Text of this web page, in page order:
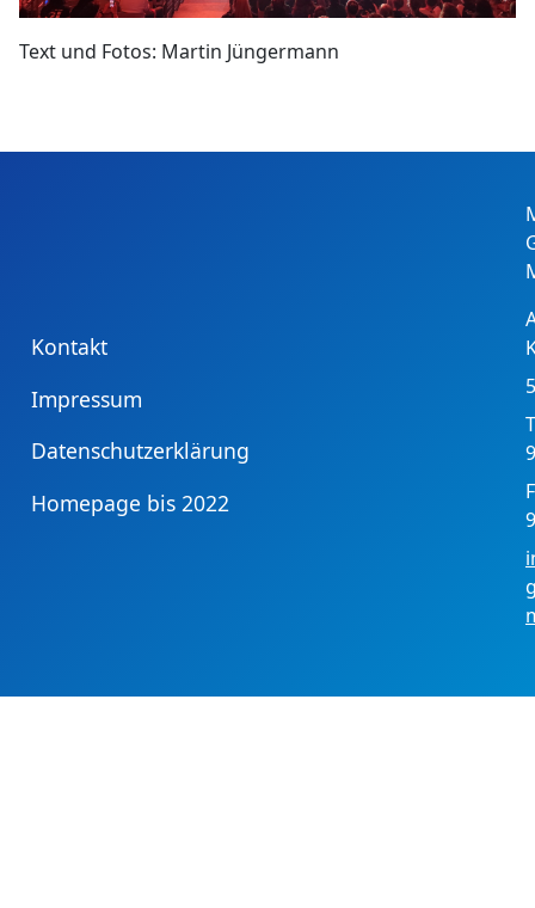
Text und Fotos: Martin Jüngermann
Kontakt
Impressum
Datenschutzerklärung
Homepage bis 2022